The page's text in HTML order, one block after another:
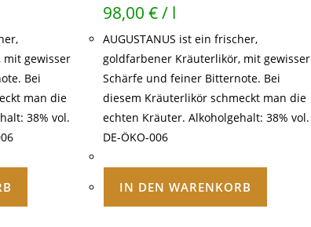
gewisser
Bei
man die
38% vol.
98,00€/ l
AUGUSTANUS ist ein frischer,
goldfarbener Kräuterlikör, mit gewisser
Schärfe und feiner Bitternote. Bei
diesem Kräuterlikör schmeckt man die
echten Kräuter. Alkoholgehalt: 38% vol.
DE-ÖKO-006
IN DEN WARENKORB